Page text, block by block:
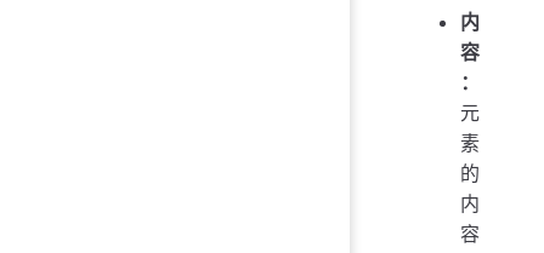
内
容
：
元
素
的
内
容